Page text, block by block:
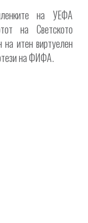
на УЕФА
на Светското
на итен виртуелен
на ФИФА.